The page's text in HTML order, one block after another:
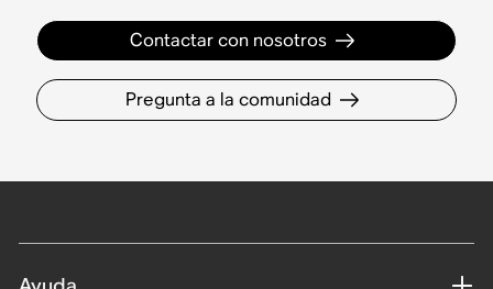
Contactar con nosotros
Pregunta a la comunidad